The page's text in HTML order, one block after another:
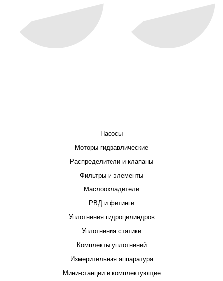
Насосы
Моторы гидравлические
Распределители и клапаны
Фильтры и элементы
Маслоохладители
РВД и фитинги
Уплотнения гидроцилиндров
Уплотнения статики
Комплекты уплотнений
Измерительная аппаратура
Мини-станции и комплектующие